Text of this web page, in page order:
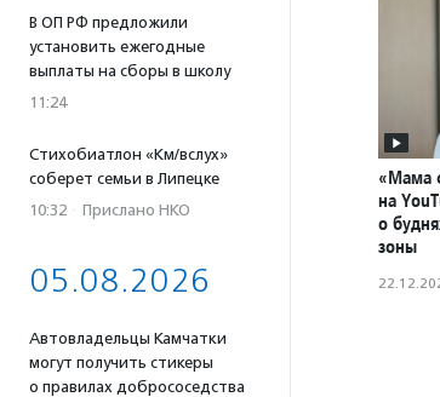
В ОП РФ предложили
установить ежегодные
выплаты на сборы в школу
11:24
Стихобиатлон «Км/вслух»
соберет семьи в Липецке
10:32 · Прислано НКО
05.08.2026
Автовладельцы Камчатки
могут получить стикеры
о правилах добрососедства
«Мама
на
о
зоны